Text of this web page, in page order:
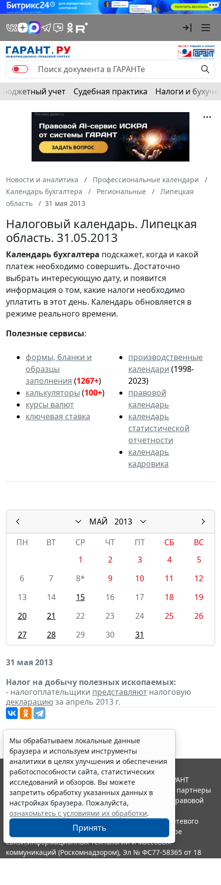
Бюджетный учет Судебная практика Налоги и
Новости и аналитика
Профессиональные календари
Календарь бухгалтера
Региональные
Липецкая
область
31 мая 2013
Налоговый календарь. Липецкая
область. 31.05.2013
Календарьбухгалтера подскажет, когда и какой
платеж необходимо совершить. Достаточно
выбрать интересующую дату, и появится
информация о том, какие налоги необходимо
уплатить в этот день. Календарь обновляется в
режиме реального времени.
Полезные сервисы:
формы, бланки и
образцы
заполнения (1267+)
калькуляторы (100+)
курсы валют
ключевая ставка
производственные
календари (1998-
2023)
правовой
календарь
календарь
статистической
отчетности
календарь
кадровика
МАЙ
2013
ПН
ВТ СР ЧТ ПТ СБ
ВС
1
2 3 4
5
6
7 8* 9 10 11
12
13
14 15 16 17 18
19
20
21 22 23 24 25
26
27
28 29 30 31
31 мая 2013
Налог на добычу полезных ископаемых:
- налогоплательщики представляют налоговую
декларациюза апрель 2013 г.
Мы обрабатываем локальные данные
браузера и используем инструменты
аналитики в целях улучшения и обеспечения
работоспособности сайта, статистических
исследований и обзоров. Вы можете
запретить обработку указанных данных в
настройках браузера. Пожалуйста,
ознакомьтесь с условиями их обработки.
Принять
© ООО "НПП "ГАРАНТ-СЕРВИС", 2026. Система ГАРАНТ
выпускается с 1990 года. Компания "Гарант" и ее партнеры
являются участниками Российской ассоциации правовой
информации ГАРАНТ.
Портал ГАРАНТ.РУ зарегистрирован в качестве сетевого
издания Федеральной службой по надзору в сфере
связи,информационных технологий и массовых
коммуникаций (Роскомнадзором), Эл № ФС77-58365 от 18